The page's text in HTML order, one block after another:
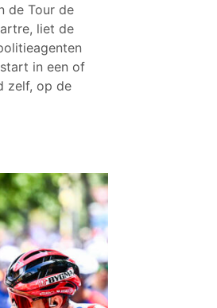
de Tour de
liet de
in een of
zelf, op de